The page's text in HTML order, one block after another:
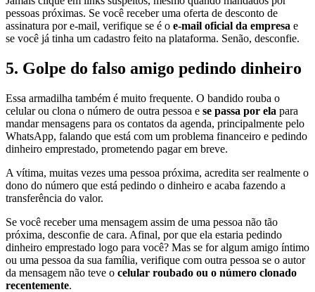
pessoas próximas. Se você receber uma oferta de desconto de
assinatura por e-mail, verifique se é o e-mail oficial da empresa e
se você já tinha um cadastro feito na plataforma. Senão, desconfie.
5. Golpe do falso amigo pedindo dinheiro
Essa armadilha também é muito frequente. O bandido rouba o
celular ou clona o número de outra pessoa e se passa por ela para
mandar mensagens para os contatos da agenda, principalmente pelo
WhatsApp, falando que está com um problema financeiro e pedindo
dinheiro emprestado, prometendo pagar em breve.
A vítima, muitas vezes uma pessoa próxima, acredita ser realmente o
dono do número que está pedindo o dinheiro e acaba fazendo a
transferência do valor.
Se você receber uma mensagem assim de uma pessoa não tão
próxima, desconfie de cara. Afinal, por que ela estaria pedindo
dinheiro emprestado logo para você? Mas se for algum amigo íntimo
ou uma pessoa da sua família, verifique com outra pessoa se o autor
da mensagem não teve o celular roubado ou o número clonado
recentemente.